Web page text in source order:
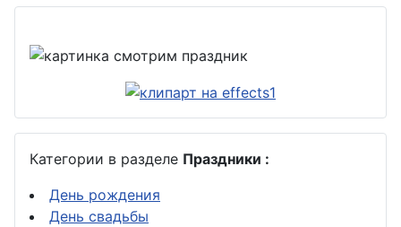
Категории в разделе Праздники :
День рождения
День свадьбы